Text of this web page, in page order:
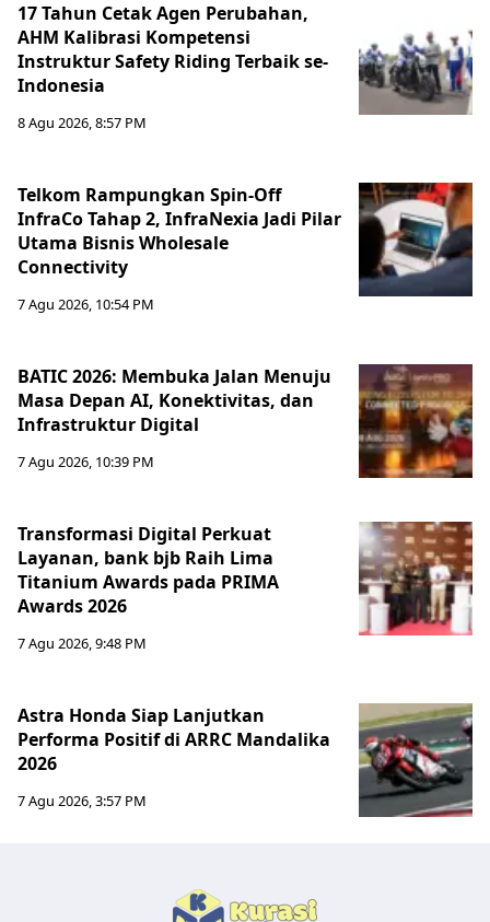
17 Tahun Cetak Agen Perubahan,
AHM Kalibrasi Kompetensi
Instruktur Safety Riding Terbaik se-
Indonesia
8 Agu 2026, 8:57 PM
Telkom Rampungkan Spin-Off
InfraCo Tahap 2, InfraNexia Jadi Pilar
Utama Bisnis Wholesale
Connectivity
7 Agu 2026, 10:54 PM
BATIC 2026: Membuka Jalan Menuju
Masa Depan AI, Konektivitas, dan
Infrastruktur Digital
7 Agu 2026, 10:39 PM
Transformasi Digital Perkuat
Layanan, bank bjb Raih Lima
Titanium Awards pada PRIMA
Awards 2026
7 Agu 2026, 9:48 PM
Astra Honda Siap Lanjutkan
Performa Positif di ARRC Mandalika
2026
7 Agu 2026, 3:57 PM